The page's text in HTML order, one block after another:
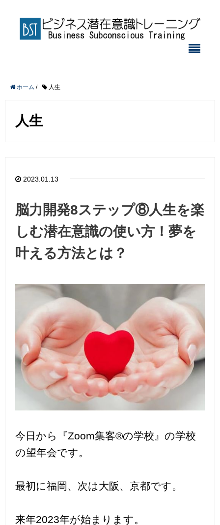
ホーム / 人生
人生
2023.01.13
脳力開発8ステップ⑧人生を楽
しむ潜在意識の使い方！夢を
叶える方法とは？
今日から『Zoom集客®の学校』の学校
の望年会です。
最初に福岡、次は大阪、京都です。
来年2023年が始まります。